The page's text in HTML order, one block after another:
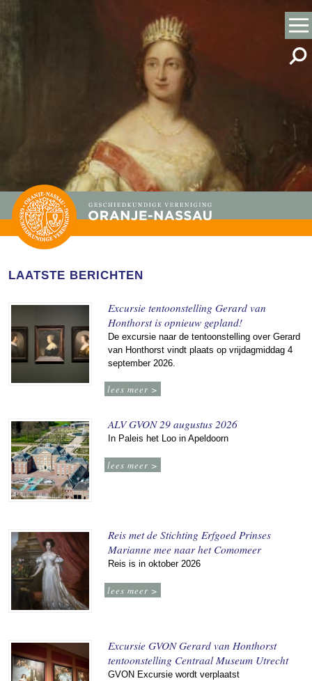
LAATSTE BERICHTEN
Excursie tentoonstelling Gerard van
Honthorst is opnieuw gepland!
De excursie naar de tentoonstelling over Gerard
van Honthorst vindt plaats op vrijdagmiddag 4
september 2026.
lees meer >
ALV GVON 29 augustus 2026
In Paleis het Loo in Apeldoorn
lees meer >
Reis met de Stichting Erfgoed Prinses
Marianne mee naar het Comomeer
Reis is in oktober 2026
lees meer >
Excursie GVON Gerard van Honthorst
tentoonstelling Centraal Museum Utrecht
GVON Excursie wordt verplaatst